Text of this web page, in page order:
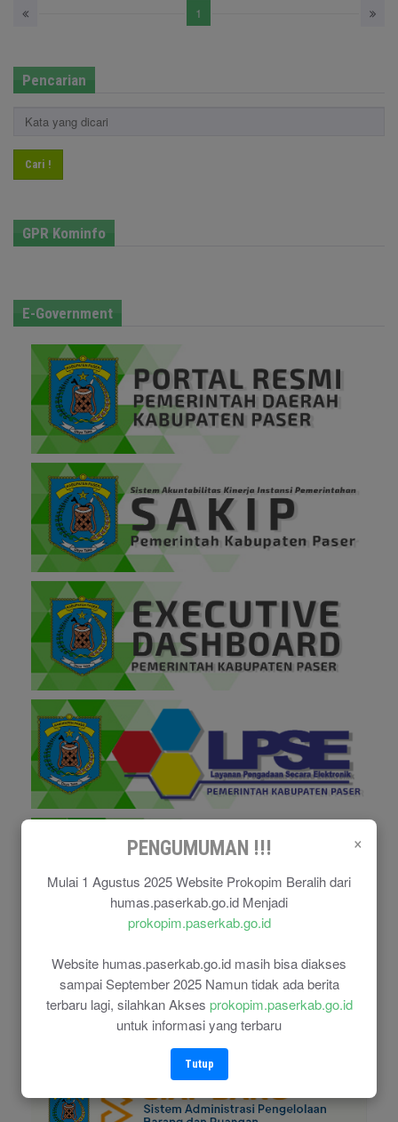
×
PENGUMUMAN !!!
Mulai 1 Agustus 2025 Website Prokopim Beralih dari
humas.paserkab.go.id Menjadi
prokopim.paserkab.go.id
Website humas.paserkab.go.id masih bisa diakses
sampai September 2025 Namun tidak ada berita
terbaru lagi, silahkan Akses prokopim.paserkab.go.id
untuk informasi yang terbaru
Tutup
1
Pencarian
Cari !
GPR Kominfo
E-Government